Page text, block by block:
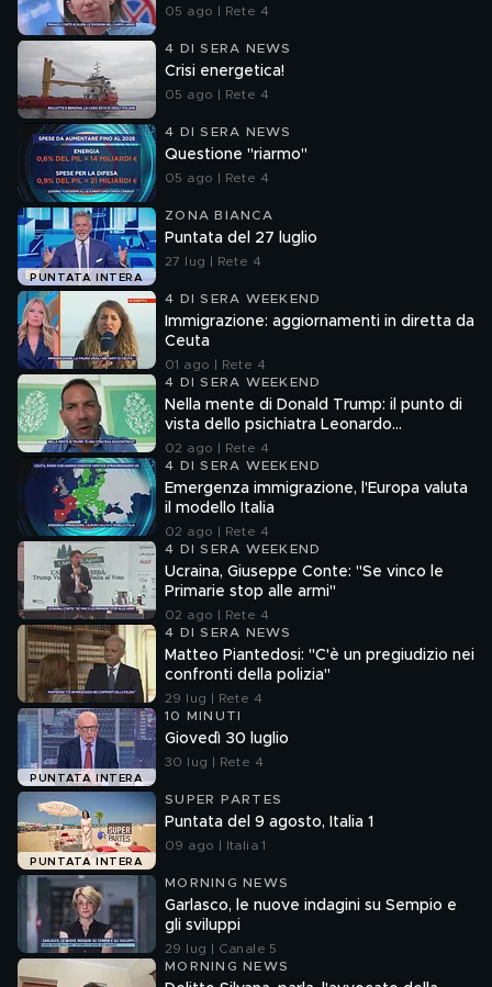
05 ago | Rete 4
4 DI SERA NEWS
Crisi energetica!
05 ago | Rete 4
4 DI SERA NEWS
Questione "riarmo"
05 ago | Rete 4
PUNTATA INTERA
ZONA BIANCA
Puntata del 27 luglio
27 lug | Rete 4
4 DI SERA WEEKEND
Immigrazione: aggiornamenti in diretta da
Ceuta
01 ago | Rete 4
4 DI SERA WEEKEND
Nella mente di Donald Trump: il punto di
vista dello psichiatra Leonardo
Mendolicchio
02 ago | Rete 4
4 DI SERA WEEKEND
Emergenza immigrazione, l'Europa valuta
il modello Italia
02 ago | Rete 4
4 DI SERA WEEKEND
Ucraina, Giuseppe Conte: "Se vinco le
Primarie stop alle armi"
02 ago | Rete 4
4 DI SERA NEWS
Matteo Piantedosi: "C'è un pregiudizio nei
confronti della polizia"
29 lug | Rete 4
PUNTATA INTERA
10 MINUTI
Giovedì 30 luglio
30 lug | Rete 4
PUNTATA INTERA
SUPER PARTES
Puntata del 9 agosto, Italia 1
09 ago | Italia 1
MORNING NEWS
Garlasco, le nuove indagini su Sempio e
gli sviluppi
29 lug | Canale 5
MORNING NEWS